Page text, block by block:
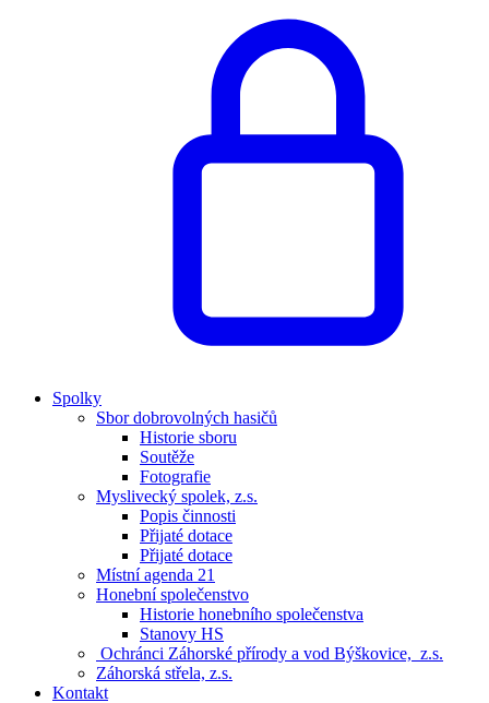
Spolky
Sbor dobrovolných hasičů
Historie sboru
Soutěže
Fotografie
Myslivecký spolek, z.s.
Popis činnosti
Přijaté dotace
Přijaté dotace
Místní agenda 21
Honební společenstvo
Historie honebního společenstva
Stanovy HS
Ochránci Záhorské přírody a vod Býškovice, z.s.
Záhorská střela, z.s.
Kontakt